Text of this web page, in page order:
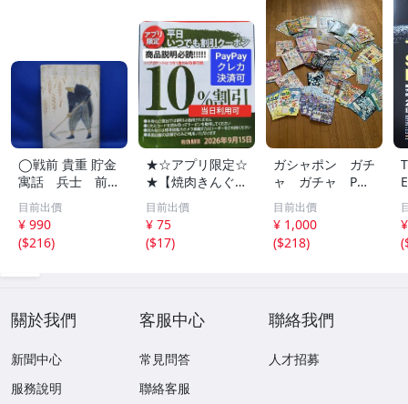
◯戦前 貴重 貯金
寓話 兵士 前
線 昭和１４年
非売品 貯金局 古
い 昭和 レトロ ア
ンティーク ヴィ
目前出價
¥ 990
($216)
★☆アプリ限定☆
★【焼肉きんぐ】
平日いつでもクー
ポン 10%割引券
9月15日まで Pay
Pay・クレカ決済
目前出價
¥ 75
($17)
ガシャポン ガチ
ャ ガチャ POP
ポップ 台紙
非売品 まとめ
て アンパンマ
ン ポケモン ガ
目前出價
¥ 1,000
($218)
(
關於我們
新聞中心
服務說明
客服中心
常見問答
聯絡客服
聯絡我們
人才招募